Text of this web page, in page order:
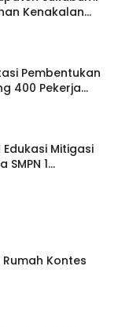
Kenakalan
Pembentukan
400 Pekerja
Edukasi Mitigasi
1
Kontes